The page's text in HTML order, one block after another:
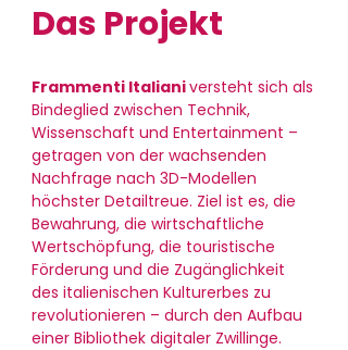
Das Projekt
Frammenti Italianiversteht sich als
Bindeglied zwischen Technik,
Wissenschaft und Entertainment –
getragen von der wachsenden
Nachfrage nach 3D-Modellen
höchster Detailtreue. Ziel ist es, die
Bewahrung, die wirtschaftliche
Wertschöpfung, die touristische
Förderung und die Zugänglichkeit
des italienischen Kulturerbes zu
revolutionieren – durch den Aufbau
einer Bibliothek digitaler Zwillinge.